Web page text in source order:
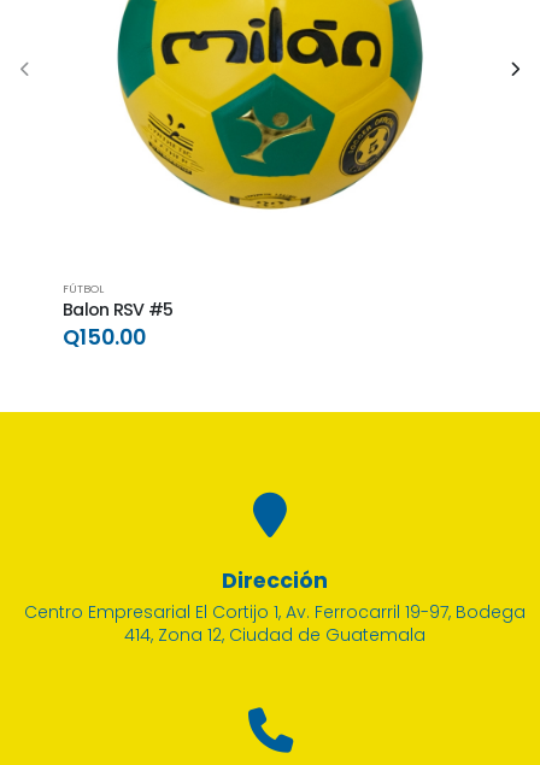
FÚTBOL
Balon RSV #5
Q150.00
Dirección
Centro Empresarial El Cortijo 1, Av. Ferrocarril 19-97, Bodega
414, Zona 12, Ciudad de Guatemala